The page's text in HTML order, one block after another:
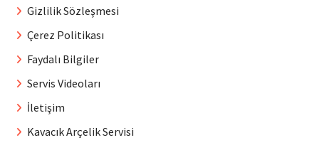
Gizlilik Sözleşmesi
Çerez Politikası
Faydalı Bilgiler
Servis Videoları
İletişim
Kavacık Arçelik Servisi